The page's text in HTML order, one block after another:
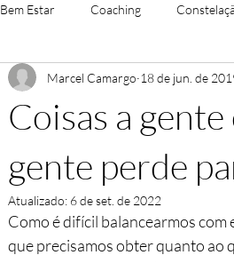
Bem Estar Coaching
Coisas a
gente perde
Marcel Camargo 18 de jun. de
Atualizado: 6 de set. de 2022
Como é difícil balancearmos
que precisamos obter quanto ao